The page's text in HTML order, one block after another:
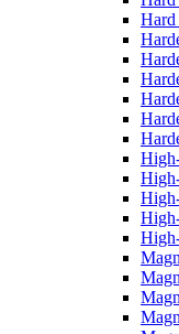
Hard